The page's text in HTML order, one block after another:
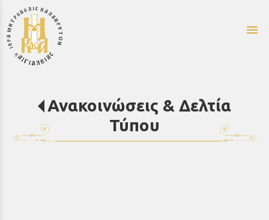
menu
Ανακοινώσεις & Δελτία
Τύπου